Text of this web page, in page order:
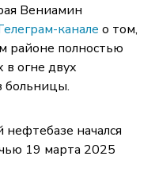
Вениамин
канале о том,
районе полностью
в огне двух
больницы.
нефтебазе начался
19 марта 2025